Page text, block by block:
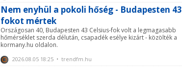
Nem enyhül a pokoli hőség - Budapesten 43
fokot mértek
Országosan 40, Budapesten 43 Celsius-fok volt a legmagasabb
hőmérséklet szerda délután, csapadék esélye kizárt - közölték a
kormany.hu oldalon.
2026.08.05 18:25 • trendfm.hu